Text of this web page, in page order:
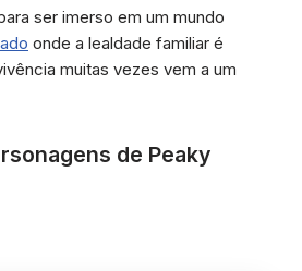
ser imerso em um mundo
onde a lealdade familiar é
muitas vezes vem a um
de Peaky